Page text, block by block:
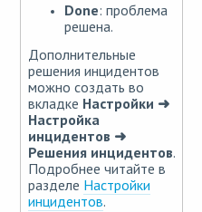
Done: проблема
решена.
Дополнительные
решения инцидентов
можно создать во
вкладке Настройки ➜
Настройка
инцидентов ➜
Решения инцидентов.
Подробнее читайте в
разделе Настройки
инцидентов.